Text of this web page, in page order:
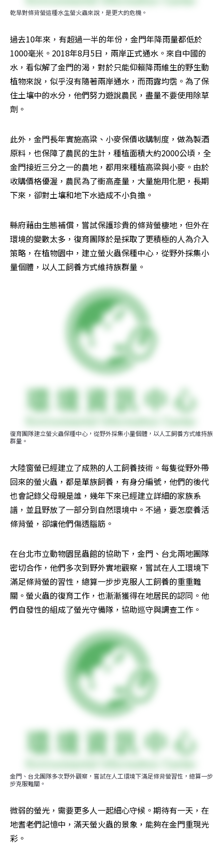
乾旱對條背螢這種水生螢火蟲來說，是更大的危機。
過去10年來，有超過一半的年份，金門年降雨量都低於
1000毫米。2018年8月5日，兩岸正式通水。來自中國的
水，看似解了金門的渴，對於只能仰賴降雨維生的野生動
植物來說，似乎沒有隨著兩岸通水，而雨露均霑。為了保
住土壤中的水分，他們努力遊說農民，盡量不要使用除草
劑。
此外，金門長年實施高粱、小麥保價收購制度，做為製酒
原料，也保障了農民的生計，種植面積大約2000公頃，全
金門接近三分之一的農地，都用來種植高粱與小麥。由於
收購價格優渥，農民為了衝高產量，大量施用化肥，長期
下來，卻對土壤和地下水造成不小負擔。
縣府藉由生態補償，嘗試保護珍貴的條背螢棲地，但外在
環境的變數太多，復育團隊於是採取了更積極的人為介入
策略，在植物園中，建立螢火蟲保種中心，從野外採集小
量個體，以人工飼養方式維持族群量。
復育團隊建立螢火蟲保種中心，從野外採集小量個體，以人工飼養方式維持族
群量。
大陸窗螢已經建立了成熟的人工飼養技術。每隻從野外帶
回來的螢火蟲，都是單族飼養，有身分編號，他們的後代
也會記錄父母親是誰，幾年下來已經建立詳細的家族系
譜，並且野放了一部分到自然環境中。不過，要怎麼養活
條背螢，卻讓他們傷透腦筋。
在台北市立動物園昆蟲館的協助下，金門、台北兩地團隊
密切合作，他們多次到野外實地觀察，嘗試在人工環境下
滿足條背螢的習性，總算一步步克服人工飼養的重重難
關。螢火蟲的復育工作，也漸漸獲得在地居民的認同。他
們自發性的組成了螢光守備隊，協助巡守與調查工作。
金門、台北團隊多次野外觀察，嘗試在人工環境下滿足條背螢習性，總算一步
步克服難關。
微弱的螢光，需要更多人一起細心守候。期待有一天，在
地耆老們記憶中，滿天螢火蟲的景象，能夠在金門重現光
彩。